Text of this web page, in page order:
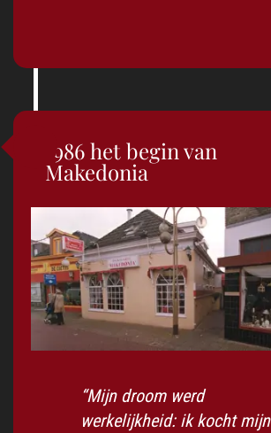
1986 het begin van
Makedonia
“Mijn droom werd
werkelijkheid: ik kocht mijn